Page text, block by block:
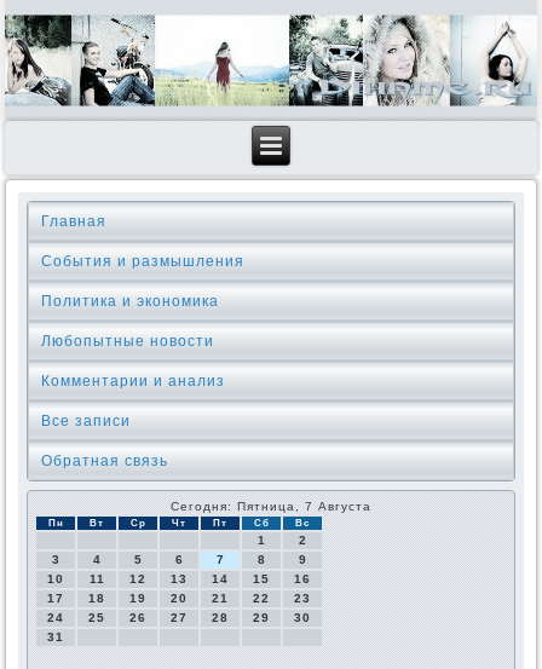
Главная
События и размышления
Политика и экономика
Любопытные новости
Комментарии и анализ
Все записи
Обратная связь
Сегодня: Пятница, 7 Августа
Пн Вт Ср Чт Пт Сб Вс
1
2
3
4 5 6 7 8
9
10
11 12 13 14 15
16
17
18 19 20 21 22
23
24
25 26 27 28 29
30
31